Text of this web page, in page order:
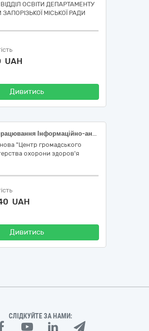
ОСВІТИ ДЕПАРТАМЕНТУ
ЗАПОРІЗЬКОЇ МІСЬКОЇ РАДИ
UAH
Дивитись
Послуги з доопрацювання Інформаційно-аналітична система "Менеджмент послуг в сфері протидії соціально небезпечним захворюванням"
"Центр громадського
охорони здоров'я
UAH
Дивитись
СЛІДКУЙТЕ ЗА НАМИ: